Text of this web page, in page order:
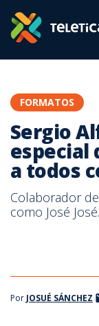
FORMATOS
Sergio
especial
a todos
Colaborador
como José José.
Por JOSUÉ SÁNCHEZ